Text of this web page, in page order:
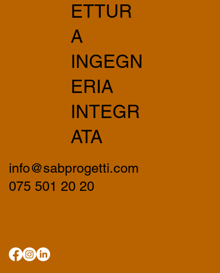
info@sabprogetti.com
075 501 20 20
ETTUR
A
INGEGN
ERIA
INTEGR
ATA